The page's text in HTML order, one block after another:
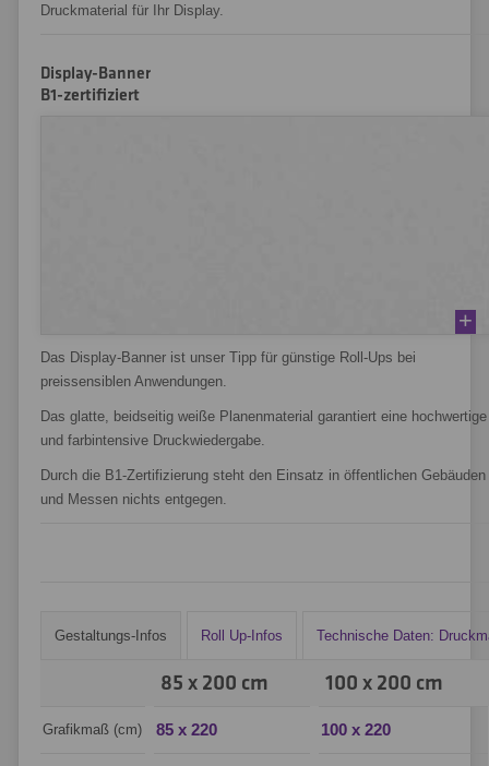
Druckmaterial für Ihr Display.
Display-Banner
B1-zertifiziert
Das Display-Banner ist unser Tipp für günstige Roll-Ups bei
preissensiblen Anwendungen.
Das glatte, beidseitig weiße Planenmaterial garantiert eine hochwertige
und farbintensive Druckwiedergabe.
Durch die B1-Zertifizierung steht den Einsatz in öffentlichen Gebäuden
und Messen nichts entgegen.
Gestaltungs-Infos Roll Up-Infos Technische Daten:
85 x 200 cm 100 x 200 cm
Grafikmaß (cm) 85 x 220 100 x 220